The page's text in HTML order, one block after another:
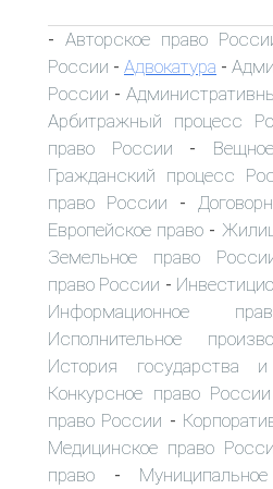
- Авторское право
России - Адвокатура -
России -
Арбитражный процесс
право России -
Гражданский процесс
право России -
Европейское право -
Земельное право
право России -
Информационное
Исполнительное
История государства
Конкурсное право России
право России -
Медицинское право
право -